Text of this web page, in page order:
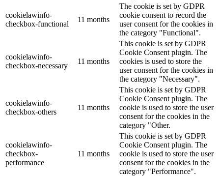
cookielawinfo-
checkbox-functional
11 months
The cookie is set by GDPR
cookie consent to record the
user consent for the cookies in
the category "Functional".
cookielawinfo-
checkbox-necessary
11 months
This cookie is set by GDPR
Cookie Consent plugin. The
cookies is used to store the
user consent for the cookies in
the category "Necessary".
cookielawinfo-
checkbox-others
11 months
This cookie is set by GDPR
Cookie Consent plugin. The
cookie is used to store the user
consent for the cookies in the
category "Other.
cookielawinfo-
checkbox-
performance
11 months
This cookie is set by GDPR
Cookie Consent plugin. The
cookie is used to store the user
consent for the cookies in the
category "Performance".